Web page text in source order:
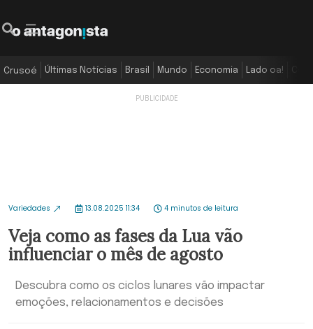
Crusoé Últimas Notícias Brasil Mundo Economia Lado oa!
Variedades 13.08.2025 11:34 4 minutos de leitura
Veja como as fases da Lua vão
influenciar o mês de agosto
Descubra como os ciclos lunares vão impactar
emoções, relacionamentos e decisões